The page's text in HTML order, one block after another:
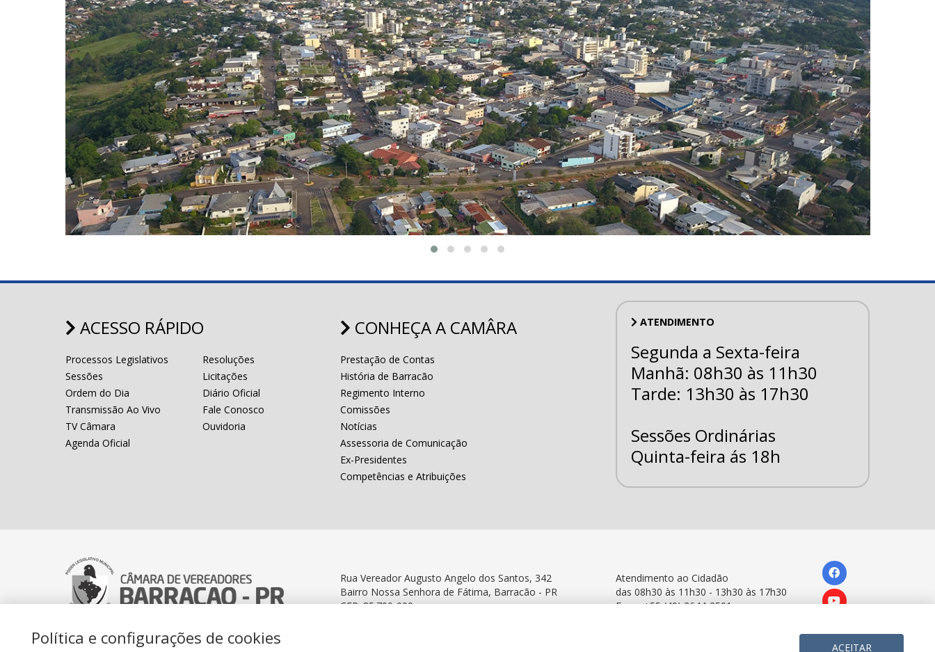
ACESSO RÁPIDO
Processos Legislativos
Sessões
Ordem do Dia
Transmissão Ao Vivo
TV Câmara
Agenda Oficial
Resoluções
Licitações
Diário Oficial
Fale Conosco
Ouvidoria
CONHEÇA A CAMÂRA
Prestação de Contas
História de Barracão
Regimento Interno
Comissões
Notícias
Assessoria de Comunicação
Ex-Presidentes
Competências e Atribuições
ATENDIMENTO
Segunda a Sexta-feira
Manhã: 08h30 às 11h30
Tarde: 13h30 às 17h30
Sessões Ordinárias
Quinta-feira ás 18h
Rua Vereador Augusto Angelo dos Santos, 342
Bairro Nossa Senhora de Fátima, Barracão - PR
CEP: 85.700-000
Atendimento ao Cidadão
das 08h30 às 11h30 - 13h30 às 17h30
Fone: +55 (49) 3644-2501
Política e configurações de cookies ACEITAR